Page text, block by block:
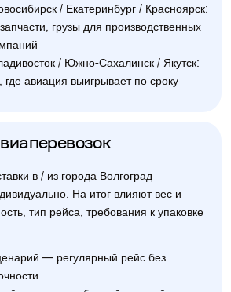
/ Екатеринбург / Красноярск:
грузы для производственных
/ Южно-Сахалинск / Якутск:
авиация выигрывает по сроку
в / из города Волгоград
На итог влияют вес и
тип рейса, требования к упаковке
— регулярный рейс без